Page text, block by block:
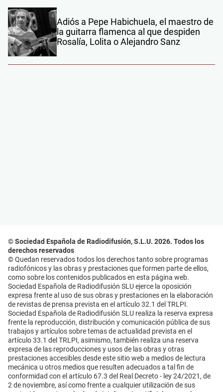
Adiós a Pepe Habichuela, el maestro de
la guitarra flamenca al que despiden
Rosalía, Lolita o Alejandro Sanz
© Sociedad Española de Radiodifusión, S.L.U. 2026. Todos los
derechos reservados
© Quedan reservados todos los derechos tanto sobre programas
radiofónicos y las obras y prestaciones que formen parte de ellos,
como sobre los contenidos publicados en esta página web.
Sociedad Española de Radiodifusión SLU ejerce la oposición
expresa frente al uso de sus obras y prestaciones en la elaboración
de revistas de prensa prevista en el artículo 32.1 del TRLPI.
Sociedad Española de Radiodifusión SLU realiza la reserva expresa
frente la reproducción, distribución y comunicación pública de sus
trabajos y artículos sobre temas de actualidad prevista en el
artículo 33.1 del TRLPI, asimismo, también realiza una reserva
expresa de las reproducciones y usos de las obras y otras
prestaciones accesibles desde este sitio web a medios de lectura
mecánica u otros medios que resulten adecuados a tal fin de
conformidad con el artículo 67.3 del Real Decreto - ley 24/2021, de
2 de noviembre, así como frente a cualquier utilización de sus